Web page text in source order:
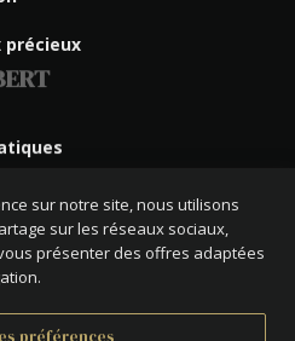
précieux
sur notre site, nous utilisons
sur les réseaux sociaux,
présenter des offres adaptées
préférences